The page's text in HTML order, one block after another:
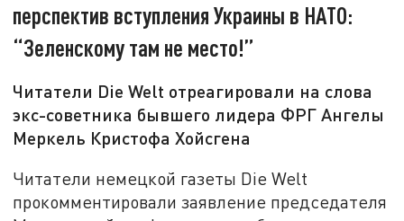
перспектив вступления Украины в НАТО:
“Зеленскому там не место!”
Читатели Die Welt отреагировали на слова
экс-советника бывшего лидера ФРГ Ангелы
Меркель Кристофа Хойсгена
Читатели немецкой газеты Die Welt
прокомментировали заявление председателя